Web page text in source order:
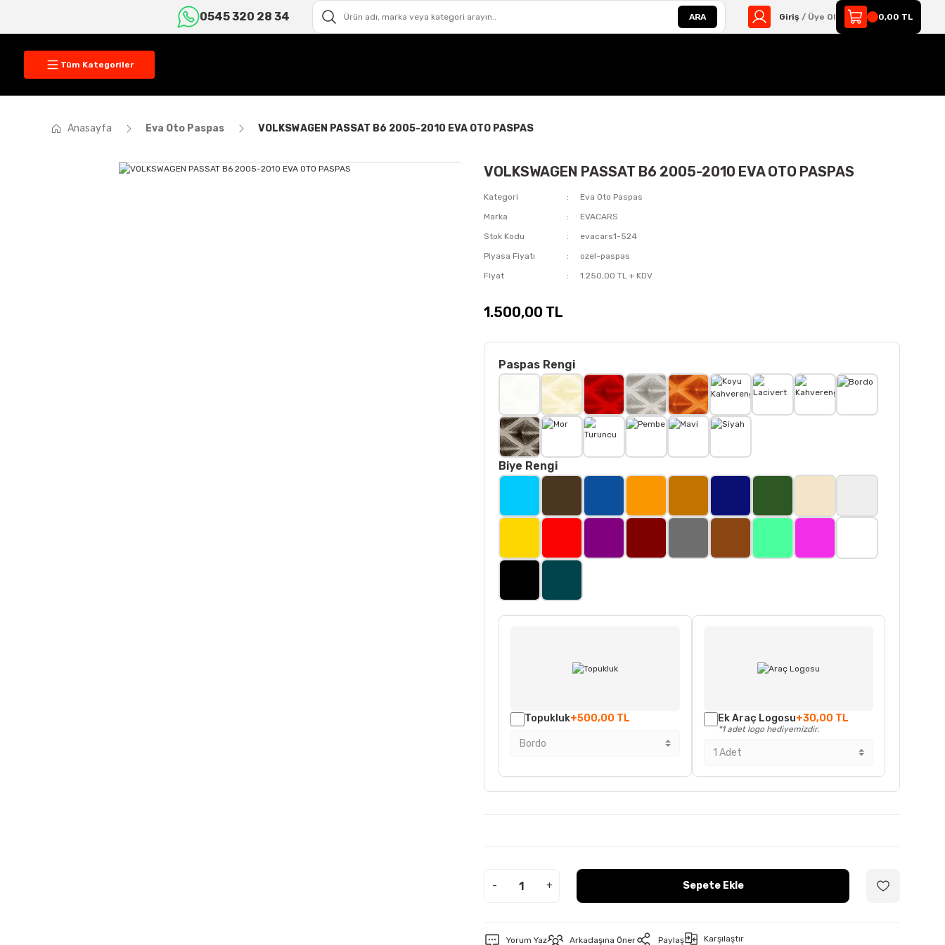
0545 320 28 34 ARA Giriş / Üye Ol 0,00 TL
Tüm Kategoriler
Anasayfa Eva Oto Paspas VOLKSWAGEN PASSAT B6 2005-2010 EVA OTO PASPAS
VOLKSWAGEN PASSAT B6 2005-2010 EVA OTO PASPAS
Kategori
Eva Oto Paspas
Marka
EVACARS
Stok Kodu
evacars1-524
Piyasa Fiyatı
ozel-paspas
Fiyat
1.250,00 TL + KDV
1.500,00 TL
Paspas Rengi
Biye Rengi
Topukluk+500,00 TL Ek Araç Logosu+30,00 TL
*1 adet logo hediyemizdir.
- + Sepete Ekle
Yorum Yaz Arkadaşına Öner Paylaş Karşılaştır